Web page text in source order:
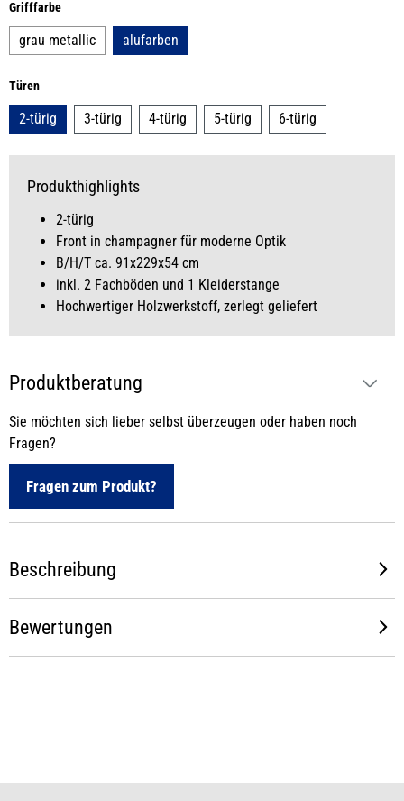
Produkthighlights
2-türig
Front in champagner für moderne Optik
B/H/T ca. 91x229x54 cm
inkl. 2 Fachböden und 1 Kleiderstange
Hochwertiger Holzwerkstoff, zerlegt geliefert
Grifffarbeauswählen
grau metallic alufarben
Türenauswählen
2-türig 3-türig 4-türig 5-türig 6-türig
Produktberatung
Sie möchten sich lieber selbst überzeugen oder haben noch
Fragen?
Fragen zum Produkt?
Beschreibung
Bewertungen